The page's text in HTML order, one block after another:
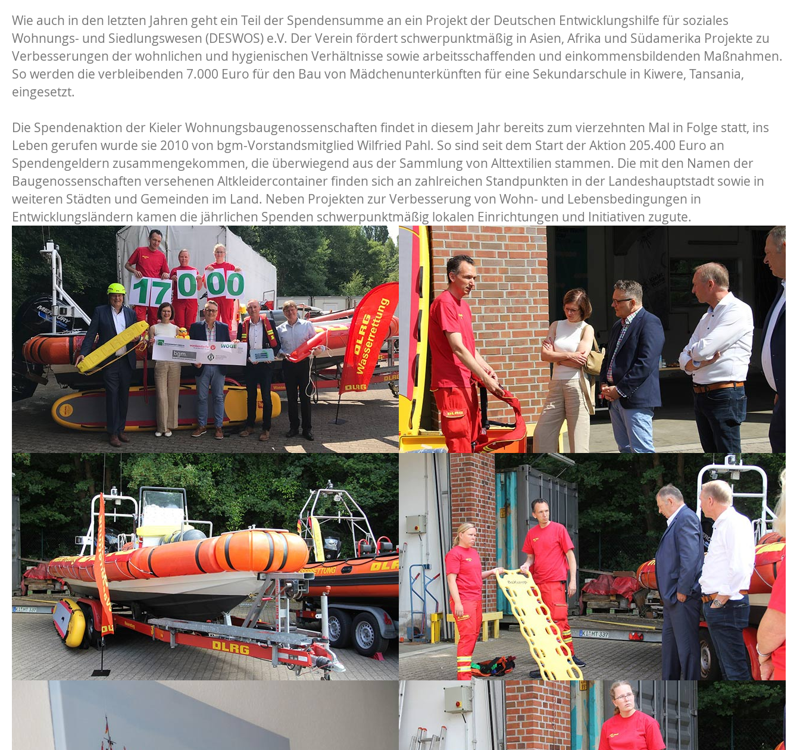
Wie auch in den letzten Jahren geht ein Teil der Spendensumme an ein Projekt der Deutschen Entwicklungshilfe für soziales
Wohnungs- und Siedlungswesen (DESWOS) e.V. Der Verein fördert schwerpunktmäßig in Asien, Afrika und Südamerika Projekte zu
Verbesserungen der wohnlichen und hygienischen Verhältnisse sowie arbeitsschaffenden und einkommensbildenden Maßnahmen.
So werden die verbleibenden 7.000 Euro für den Bau von Mädchenunterkünften für eine Sekundarschule in Kiwere, Tansania,
eingesetzt.
Die Spendenaktion der Kieler Wohnungsbaugenossenschaften findet in diesem Jahr bereits zum vierzehnten Mal in Folge statt, ins
Leben gerufen wurde sie 2010 von bgm-Vorstandsmitglied Wilfried Pahl. So sind seit dem Start der Aktion 205.400 Euro an
Spendengeldern zusammengekommen, die überwiegend aus der Sammlung von Alttextilien stammen. Die mit den Namen der
Baugenossenschaften versehenen Altkleidercontainer finden sich an zahlreichen Standpunkten in der Landeshauptstadt sowie in
weiteren Städten und Gemeinden im Land. Neben Projekten zur Verbesserung von Wohn- und Lebensbedingungen in
Entwicklungsländern kamen die jährlichen Spenden schwerpunktmäßig lokalen Einrichtungen und Initiativen zugute.